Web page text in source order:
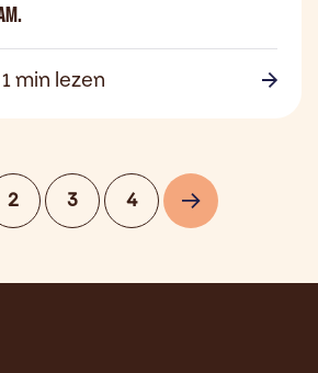
1 min lezen
2 3 4